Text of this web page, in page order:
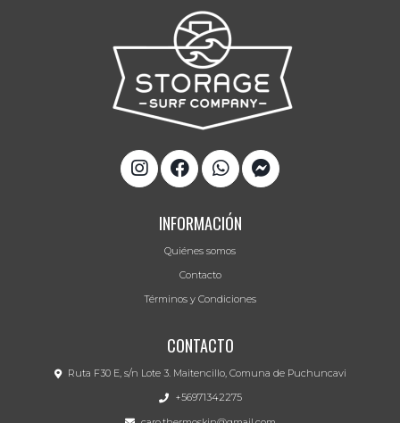
INFORMACIÓN
Quiénes somos
Contacto
Términos y Condiciones
CONTACTO
Ruta F30 E, s/n Lote 3. Maitencillo, Comuna de Puchuncavi
+56971342275